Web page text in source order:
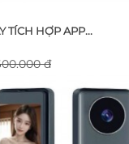
TÍCH HỢP APP...
đ